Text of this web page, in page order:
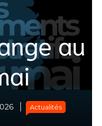
au
Actualités